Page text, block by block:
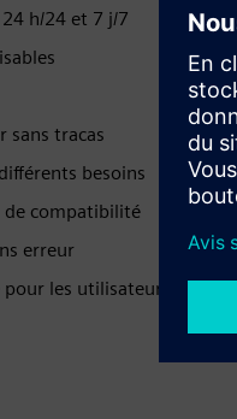
h/24 et 7 j/7
sans tracas
besoins
de compatibilité
erreur
les utilisateurs